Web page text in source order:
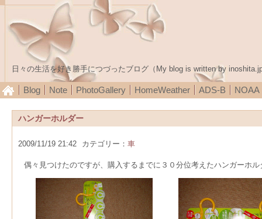
日々の生活を好き勝手につづったブログ（My blog is written by
Blog Note PhotoGallery HomeWeather ADS-B NOAA
ハンガーホルダー
2009/11/19 21:42 カテゴリー： 車
偶々見つけたのですが、購入するまでに３０分位考えたハンガーホ